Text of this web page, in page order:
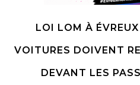
LOI LOM À
VOITURES DOIVENT
DEVANT LES